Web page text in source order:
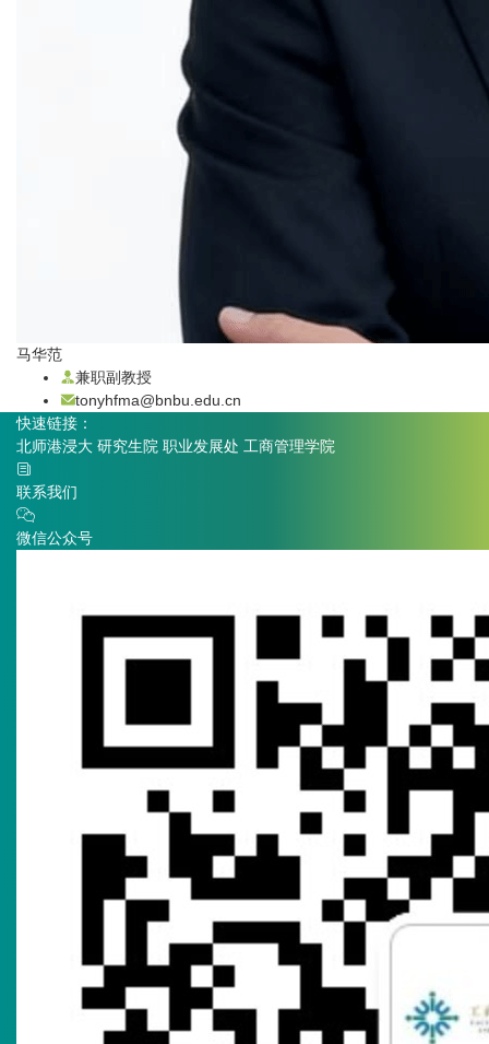
马华范
兼职副教授
tonyhfma@bnbu.edu.cn
快速链接：
北师港浸大 研究生院 职业发展处 工商管理学院
联系我们
微信公众号